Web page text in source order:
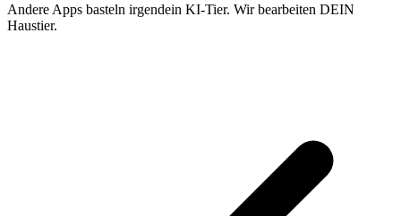
Andere Apps basteln irgendein KI-Tier. Wir bearbeiten DEIN
Haustier.